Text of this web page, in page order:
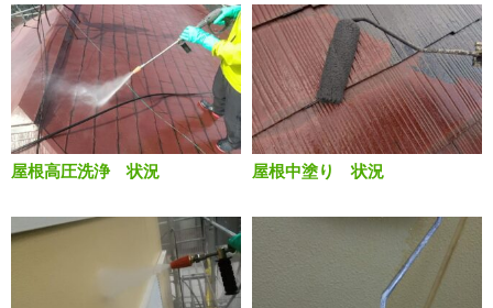
屋根高圧洗浄 状況 屋根中塗り 状況